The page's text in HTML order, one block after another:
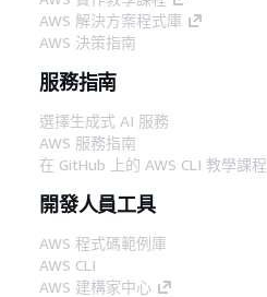
AWS 解決方案程式庫
AWS 決策指南
服務指南
選擇生成式 AI 服務
AWS 服務指南
在 GitHub 上的 AWS CLI 教學課程
開發人員工具
AWS 程式碼範例庫
AWS CLI
AWS 建構家中心